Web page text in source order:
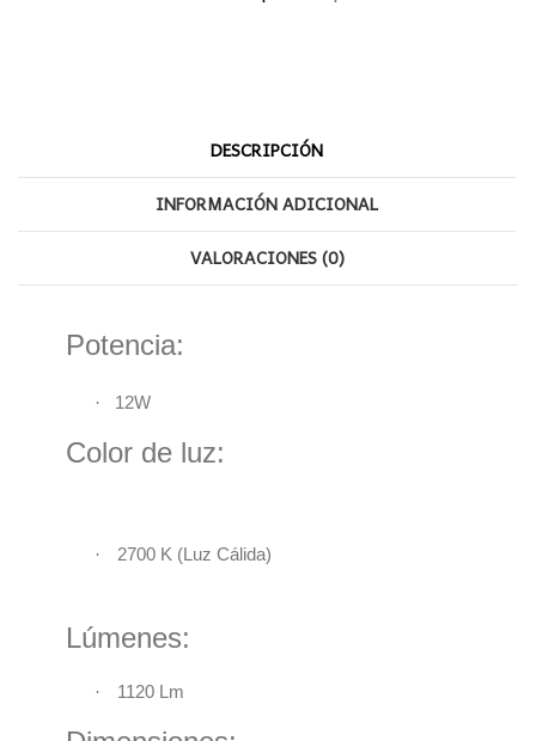
DESCRIPCIÓN
INFORMACIÓN ADICIONAL
VALORACIONES (0)
Potencia:
· 12W
Color de luz:
· 2700 K (Luz Cálida)
Lúmenes:
· 1120 Lm